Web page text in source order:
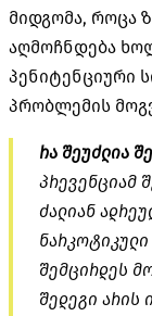
მიდგომა, როცა
აღმოჩნდება
პენიტენციური
პრობლემის
რა შეუძლია
პრევენციამ
ძალიან
ნარკოტიკული
შემცირდეს
შედეგი არის